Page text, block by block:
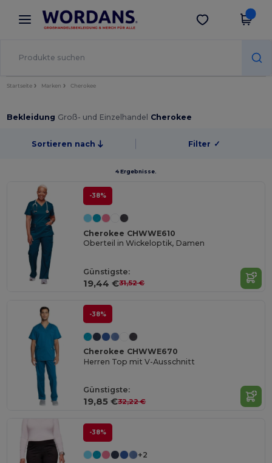
× Wordans App
Bessere Preise in der App!
App holen
Startseite Marken Cherokee
Bekleidung Groß- und Einzelhandel Cherokee
Sortieren nach Filter ✓
4 Ergebnisse.
-38%
Cherokee CHWWE610
Oberteil in Wickeloptik, Damen
Günstigste:
19,44 €31,52 €
-38%
Cherokee CHWWE670
Herren Top mit V-Ausschnitt
Günstigste:
19,85 €32,22 €
-38%
+2